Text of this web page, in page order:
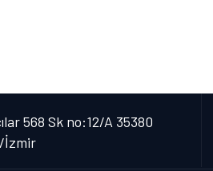
568 Sk no:12/A 35380
İzmir